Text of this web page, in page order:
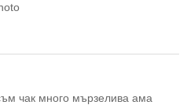
чак много мързелива ама